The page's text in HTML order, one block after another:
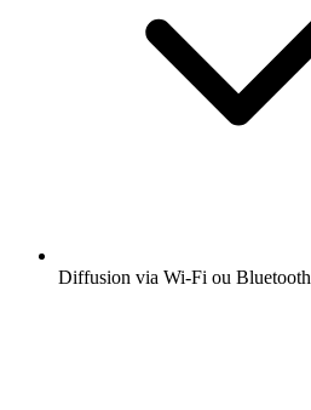
Diffusion via Wi-Fi ou Bluetooth